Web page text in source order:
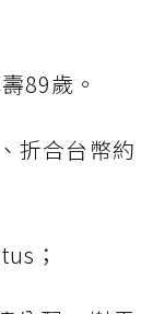
89歲。
折合台幣約
；